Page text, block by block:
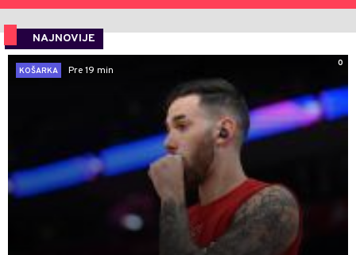
NAJNOVIJE
0
KOŠARKA
Pre 19 min